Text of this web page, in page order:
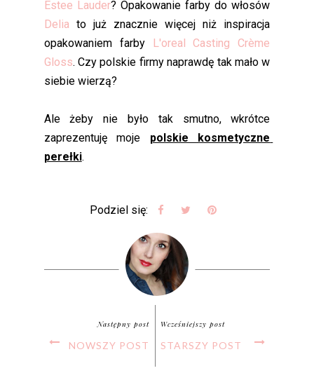
Estee Lauder? Opakowanie farby do włosów
Delia to już znacznie więcej niż inspiracja
opakowaniem farby L'orealCasting Crème
Gloss. Czy polskie firmy naprawdę tak mało w
siebie wierzą?
Ale żeby nie było tak smutno, wkrótce
zaprezentuję moje polskie kosmetyczne
perełki.
Podziel się:
Następny post
NOWSZY POST
Wcześniejszy post
STARSZY POST